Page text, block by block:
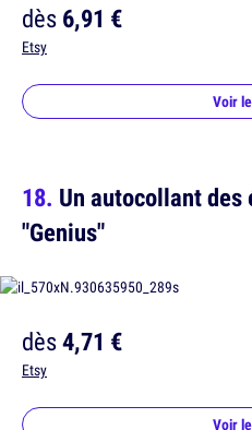
dès6,91 €
Etsy
Voir
Un autocollant
"Genius"
dès4,71 €
Etsy
Voir